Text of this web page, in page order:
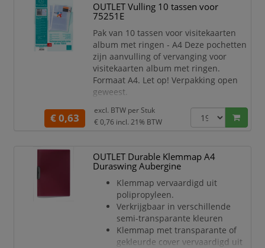
Kangaro telmachinerol.
Formaat 76x70x12mm - lengte 46
meter.
Grammage: 60 gram.
Geschikt voor telmachi
OUTLET Vulling 10 tassen voor
75251E
Pak van 10 tassen voor visitekaarten
album met ringen - A4 Deze pochetten
zijn aanvulling of vervanging voor
visitekaarten album met ringen.
Formaat A4. Let op! Verpakking open
geweest.
€ 0,63
excl. BTW per Stuk
€ 0,76 incl. 21% BTW
OUTLET Durable Klemmap A4
Duraswing Aubergine
Klemmap vervaardigd uit
polipropyleen.
Verkrijgbaar in verschillende
semi-transparante kleuren
Klemmap met transparante of
gekleurde cover vervaardigd uit